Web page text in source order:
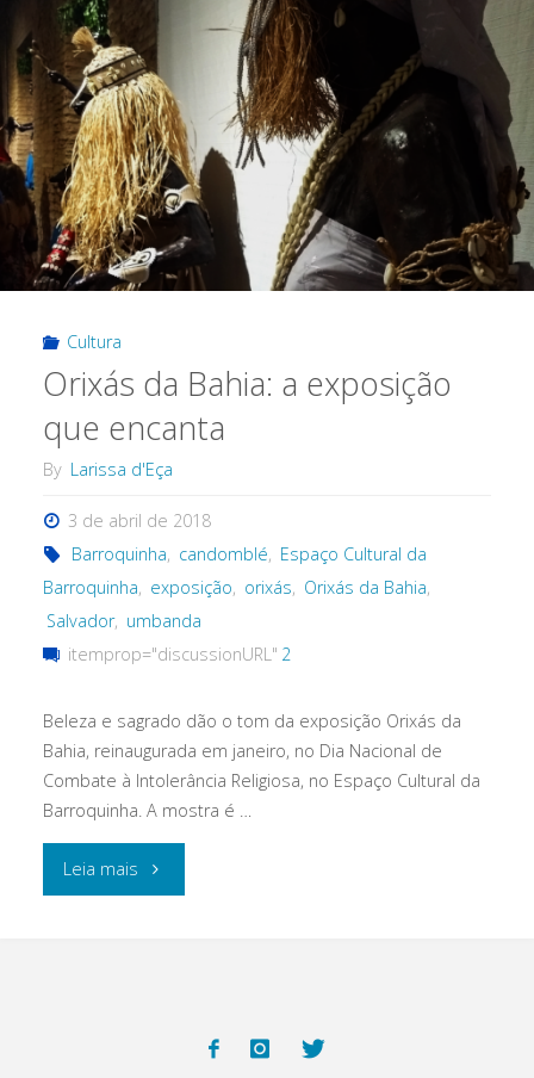
Cultura
Orixás da Bahia: a exposição
que encanta
By Larissa d'Eça
3 de abril de 2018
Barroquinha, candomblé, Espaço Cultural da
Barroquinha, exposição, orixás, Orixás da Bahia,
Salvador, umbanda
itemprop="discussionURL" 2
Beleza e sagrado dão o tom da exposição Orixás da
Bahia, reinaugurada em janeiro, no Dia Nacional de
Combate à Intolerância Religiosa, no Espaço Cultural da
Barroquinha. A mostra é …
Leia mais "Orixás